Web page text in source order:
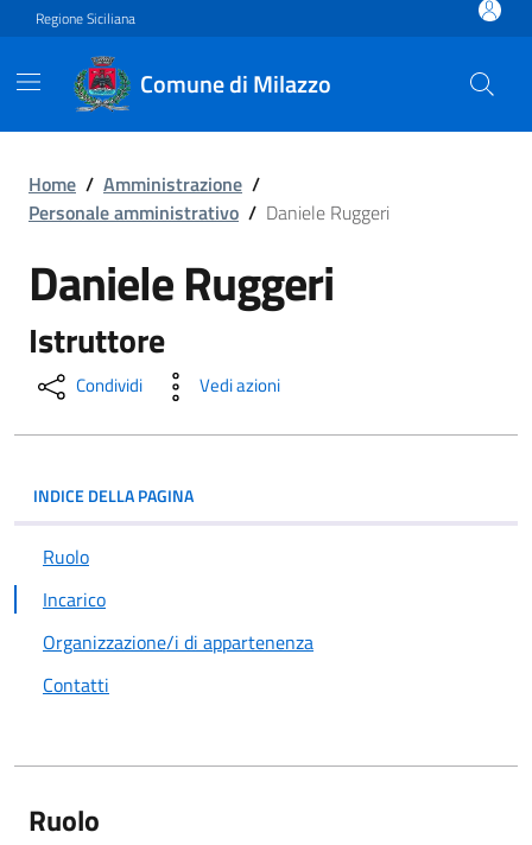
Vai ai contenuti
Vai al footer
Regione Siciliana
Comune di Milazzo
Daniele Ruggeri
Home / Amministrazione /
Personale amministrativo / Daniele Ruggeri
Daniele Ruggeri
Istruttore
Condividi Vedi azioni
INDICE DELLA PAGINA
Ruolo
Incarico
Organizzazione/i di appartenenza
Contatti
Ruolo